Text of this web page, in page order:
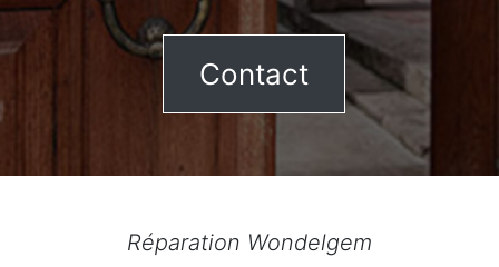
Contact
Réparation Wondelgem